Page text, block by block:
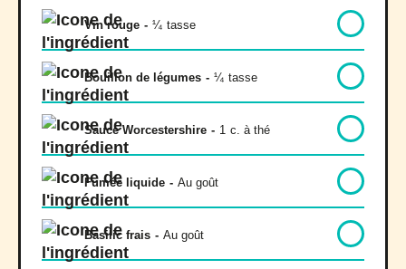
Vin rouge - ¼ tasse
Bouillon de légumes - ¼ tasse
Sauce Worcestershire - 1 c. à thé
Fumée liquide - Au goût
Basilic frais - Au goût